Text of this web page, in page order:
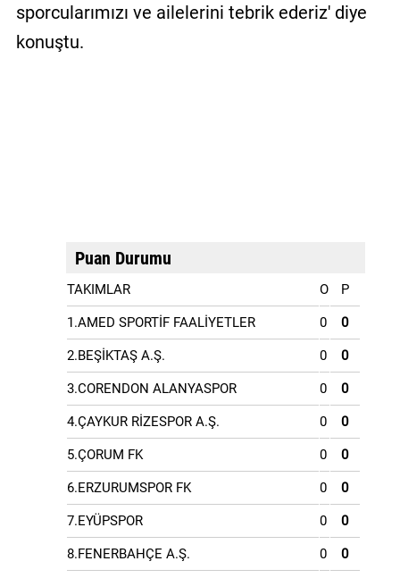
sporcularımızı ve ailelerini tebrik ederiz' diye
konuştu.
Puan Durumu
TAKIMLAR O P
1.AMED SPORTİF FAALİYETLER 0 0
2.BEŞİKTAŞ A.Ş. 0 0
3.CORENDON ALANYASPOR 0 0
4.ÇAYKUR RİZESPOR A.Ş. 0 0
5.ÇORUM FK 0 0
6.ERZURUMSPOR FK 0 0
7.EYÜPSPOR 0 0
8.FENERBAHÇE A.Ş. 0 0